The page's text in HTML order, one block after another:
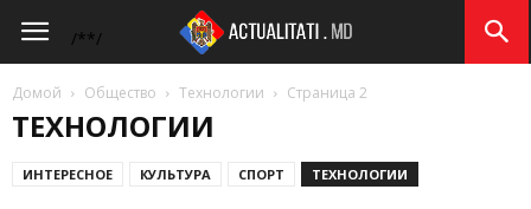
/**/
Actualitati.md
Домой Общество Технологии Страница 2
ТЕХНОЛОГИИ
ИНТЕРЕСНОЕ КУЛЬТУРА СПОРТ ТЕХНОЛОГИИ